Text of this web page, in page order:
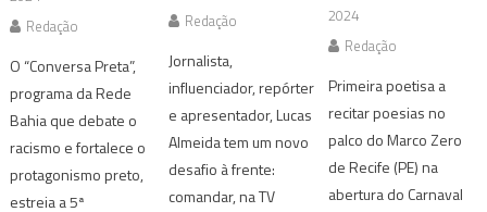
Redação
O “Conversa Preta”,
programa da Rede
Bahia que debate o
racismo e fortalece o
protagonismo preto,
estreia a 5ª
Redação
Jornalista,
influenciador, repórter
e apresentador, Lucas
Almeida tem um novo
desafio à frente:
comandar, na TV
2024
Redação
Primeira poetisa a
recitar poesias no
palco do Marco Zero
de Recife (PE) na
abertura do Carnaval